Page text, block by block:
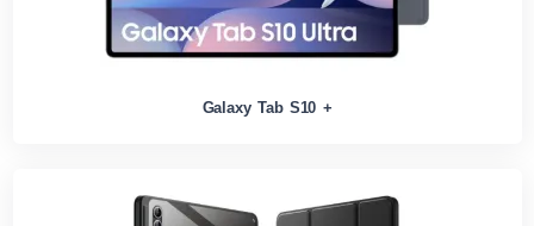
Galaxy Tab S10 +